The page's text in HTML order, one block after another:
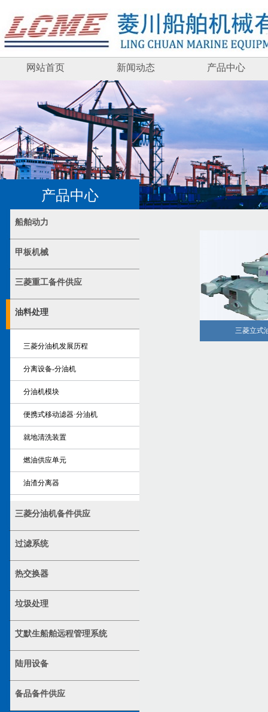
网站首页 新闻动态 产品中心
产品中心
船舶动力
甲板机械
三菱重工备件供应
油料处理
三菱分油机发展历程
分离设备-分油机
分油机模块
便携式移动滤器·分油机
就地清洗装置
燃油供应单元
油渣分离器
三菱分油机备件供应
过滤系统
热交换器
垃圾处理
艾默生船舶远程管理系统
陆用设备
备品备件供应
三菱立式